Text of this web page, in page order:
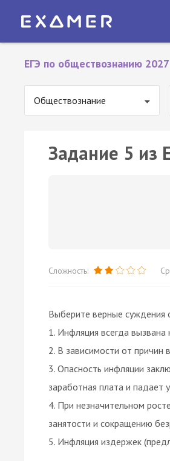
ЕГЭ по обществознанию 2027
Обществознание
Задание 5 из
Сложность:
Выберите верные суждения
1. Инфляция всегда вызвана
2. В зависимости от причин
3. Опасность инфляции
заработная плата и падает
4. При незначительном
занятости и сокращению
5. Инфляция издержек